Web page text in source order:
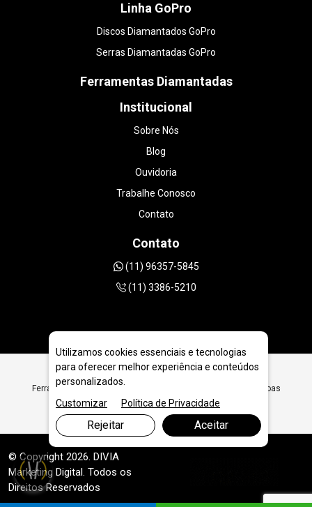
Linha GoPro
Discos Diamantados GoPro
Serras Diamantadas GoPro
Ferramentas Diamantadas
Institucional
Sobre Nós
Blog
Ouvidoria
Trabalhe Conosco
Contato
Contato
(11) 96357-5845
(11) 3386-5210
Ferramentas Diamantadas para Empresas Off-Shore em Canoas
© Copyright 2026. DIVIA
Marketing Digital. Todos os
Direitos Reservados
Utilizamos cookies essenciais e tecnologias
para oferecer melhor experiência e conteúdos
personalizados.
Customizar
Política de Privacidade
Rejeitar Aceitar